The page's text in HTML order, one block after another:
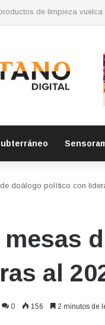
doálogo político con
mesas
al
0 156 2 minutos de